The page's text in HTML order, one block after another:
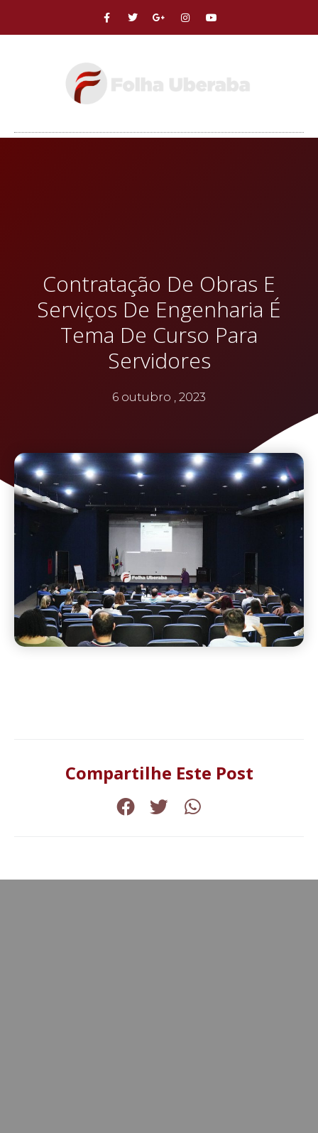
Contratação De Obras E
Serviços De Engenharia É
Tema De Curso Para
Servidores
6 outubro , 2023
Compartilhe Este Post